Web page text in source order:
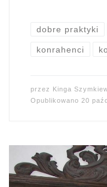
dobre praktyki
konrahenci
przez Kinga
Opublikowano 20